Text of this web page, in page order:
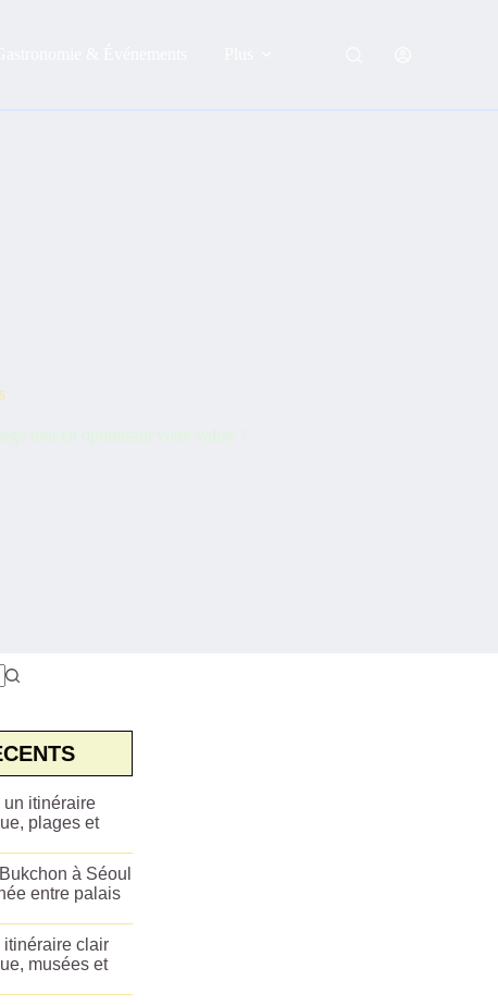
tout en optimisant votre valise ?
un itinéraire
plages et
à Séoul
entre palais
itinéraire clair
musées et